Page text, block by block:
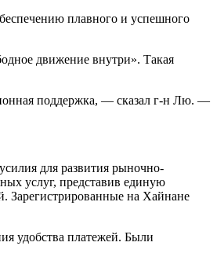
плавного и успешного
движение внутри». Такая
поддержка, — сказал г-н Лю. —
для развития рыночно-
услуг, представив единую
Зарегистрированные на Хайнане
удобства платежей. Были